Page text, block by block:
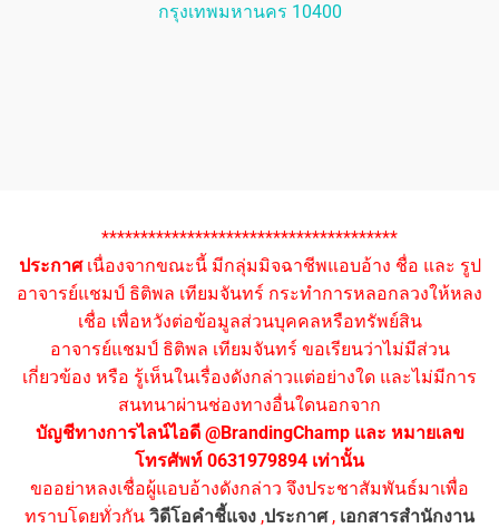
กรุงเทพมหานคร 10400
**************************************
ประกาศเนื่องจากขณะนี้ มีกลุ่มมิจฉาชีพแอบอ้าง ชื่อ และ รูป
อาจารย์แชมป์ ธิติพล เทียมจันทร์ กระทำการหลอกลวงให้หลง
เชื่อ เพื่อหวังต่อข้อมูลส่วนบุคคลหรือทรัพย์สิน
อาจารย์แชมป์ ธิติพล เทียมจันทร์ ขอเรียนว่าไม่มีส่วน
เกี่ยวข้อง หรือ รู้เห็นในเรื่องดังกล่าวแต่อย่างใด และไม่มีการ
สนทนาผ่านช่องทางอื่นใดนอกจาก
บัญชีทางการไลน์ไอดี @BrandingChamp และ หมายเลข
โทรศัพท์ 0631979894 เท่านั้น
ขออย่าหลงเชื่อผู้แอบอ้างดังกล่าว จึงประชาสัมพันธ์มาเพื่อ
ทราบโดยทั่วกัน วิดีโอคำชี้แจง ,ประกาศ, เอกสารสำนักงาน